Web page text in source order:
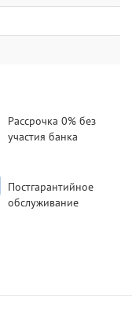
Рассрочка 0% без
участия банка
Постгарантийное
обслуживание